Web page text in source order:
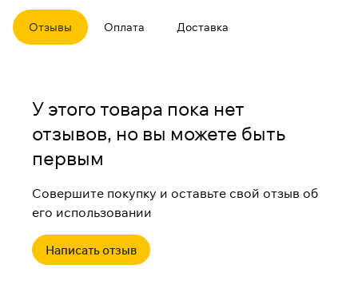
Отзывы Оплата Доставка
У этого товара пока нет
отзывов, но вы можете быть
первым
Совершите покупку и оставьте свой отзыв об
его использовании
Написать отзыв